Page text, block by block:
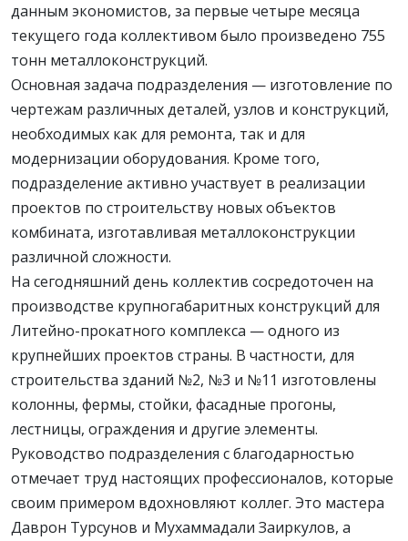
данным экономистов, за первые четыре месяца
текущего года коллективом было произведено 755
тонн металлоконструкций.
Основная задача подразделения — изготовление по
чертежам различных деталей, узлов и конструкций,
необходимых как для ремонта, так и для
модернизации оборудования. Кроме того,
подразделение активно участвует в реализации
проектов по строительству новых объектов
комбината, изготавливая металлоконструкции
различной сложности.
На сегодняшний день коллектив сосредоточен на
производстве крупногабаритных конструкций для
Литейно-прокатного комплекса — одного из
крупнейших проектов страны. В частности, для
строительства зданий №2, №3 и №11 изготовлены
колонны, фермы, стойки, фасадные прогоны,
лестницы, ограждения и другие элементы.
Руководство подразделения с благодарностью
отмечает труд настоящих профессионалов, которые
своим примером вдохновляют коллег. Это мастера
Даврон Турсунов и Мухаммадали Заиркулов, а